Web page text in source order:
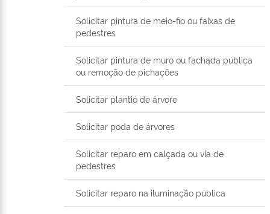
Solicitar pintura de meio-fio ou faixas de
pedestres
Solicitar pintura de muro ou fachada pública
ou remoção de pichações
Solicitar plantio de árvore
Solicitar poda de árvores
Solicitar reparo em calçada ou via de
pedestres
Solicitar reparo na iluminação pública